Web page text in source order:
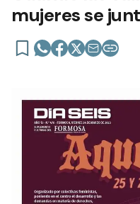
mujeres se